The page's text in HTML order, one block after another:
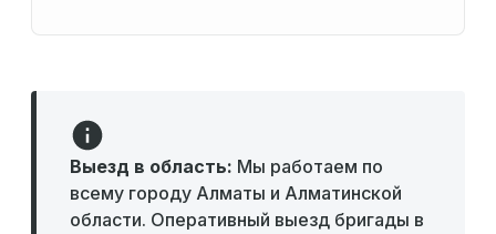
Выезд в область: Мы работаем по
всему городу Алматы и Алматинской
области. Оперативный выезд бригады в